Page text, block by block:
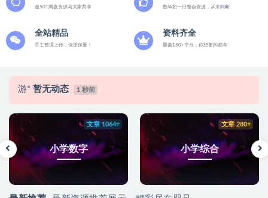
超50T网盘资源与大家共享 数年如一日整合资源，从未间断.
全站精品
手工整理上传，保质保量！
资料齐全
覆盖150+平台，你想要的都有
游* 暂无动态 1 秒前
文章 1064+
小学数字
文章 280+
小学综合